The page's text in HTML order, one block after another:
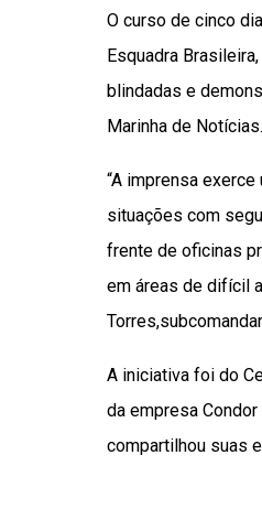
O curso de cinco
Esquadra
blindadas e
Marinha de Notícias.
“A imprensa
situações com
frente de oficinas
em áreas de difícil
A iniciativa foi do
da empresa
compartilhou suas